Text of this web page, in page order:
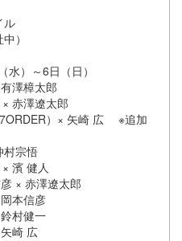
ル
）
）～6日（日）
澤樟太郎
赤澤遼太郎
）× 矢崎 広 ※追加
村宗悟
濱 健人
× 赤澤遼太郎
本信彦
村健一
崎 広